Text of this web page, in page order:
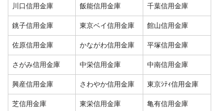
川口信用金庫 飯能信用金庫 千葉信用金庫
銚子信用金庫 東京ベイ信用金庫 館山信用金庫
佐原信用金庫 かながわ信用金庫 平塚信用金庫
さがみ信用金庫 中栄信用金庫 中南信用金庫
興産信用金庫 さわやか信用金庫 東京ｼﾃｨ信用金庫
芝信用金庫 東栄信用金庫 亀有信用金庫